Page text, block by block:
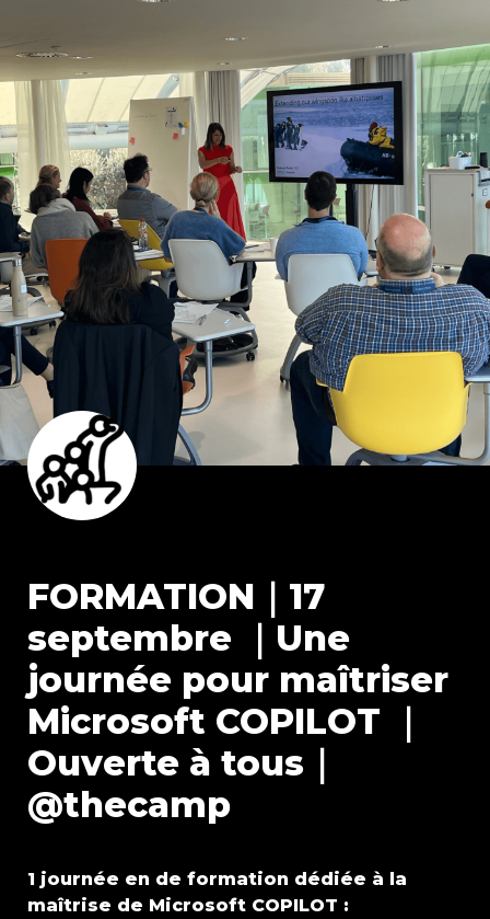
FORMATION｜17
septembre ｜Une
journée pour maîtriser
Microsoft COPILOT ｜
Ouverte à tous｜
@thecamp
1 journée en de formation dédiée à la